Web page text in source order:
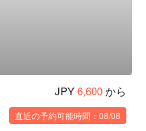
JPY6,600から
直近の予約可能時間：08/08